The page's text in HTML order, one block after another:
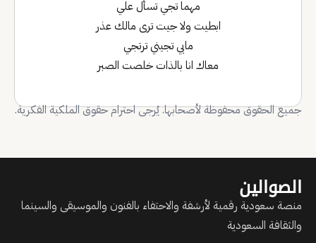
مهما تجي تسأل علي
ابطيت ولا جيت ترى مالك عذر
مابي تجيني ترتجي
معاك انا بالذات خلصت الصبر
جميع الحقوق محفوظة لأصحابها. يُرجى احترام حقوق الملكية الفكرية.
الصوالين
منصة سعودية رقمية لأرشفة والاحتفاء بالفنون والموسيقى والسينما
والثقافة السعودية